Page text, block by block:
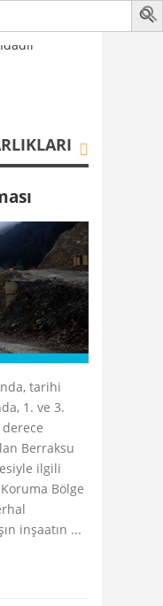
tarihi
1. ve 3.
Berraksu
ilgili
Bölge
inşaatın ...